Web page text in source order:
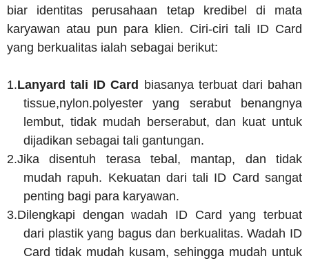
biar identitas perusahaan tetap kredibel di mata
karyawan atau pun para klien. Ciri-ciri tali ID Card
yang berkualitas ialah sebagai berikut:
1.Lanyard tali ID Card
biasanya terbuat dari bahan
tissue,nylon.polyester yang serabut benangnya
lembut, tidak mudah berserabut, dan kuat untuk
dijadikan sebagai tali gantungan.
2.Jika disentuh terasa tebal, mantap, dan tidak
mudah rapuh. Kekuatan dari tali ID Card sangat
penting bagi para karyawan.
3.Dilengkapi dengan wadah ID Card yang terbuat
dari plastik yang bagus dan berkualitas. Wadah ID
Card tidak mudah kusam, sehingga mudah untuk